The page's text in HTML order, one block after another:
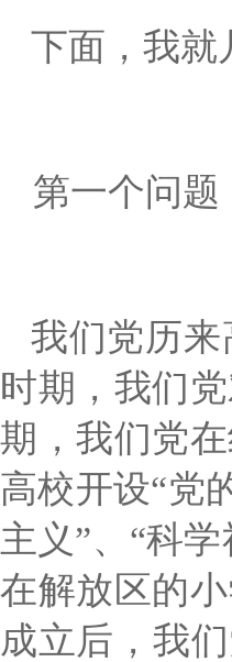
下面，我就
第一个问
我们党历
时期，我们
期，我们党
高校开设“党
主义”、“科
在解放区的
成立后，我